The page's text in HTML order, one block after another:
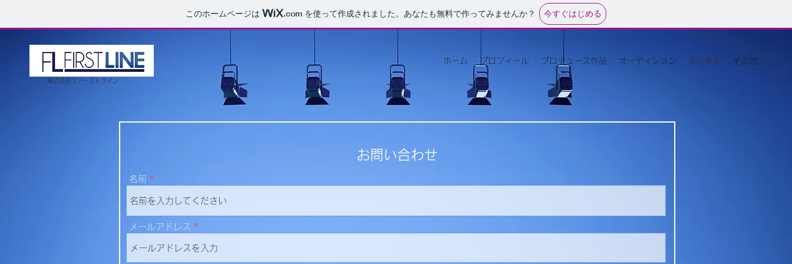
このホームページは .com を使って作成されました。あなたも無料で作ってみませんか？ 今すぐはじめる
ホーム プロフィール プロデュース作品 オーディション 会社概要 その他
株式会社ファーストライン
お問い合わせ
名前
メールアドレス